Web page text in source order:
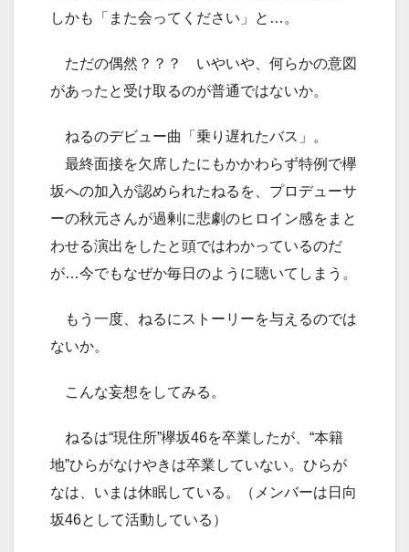
しかも「また会ってください」と…。
ただの偶然？？？ いやいや、何らかの意図
があったと受け取るのが普通ではないか。
ねるのデビュー曲「乗り遅れたバス」。
最終面接を欠席したにもかかわらず特例で欅
坂への加入が認められたねるを、プロデューサ
ーの秋元さんが過剰に悲劇のヒロイン感をまと
わせる演出をしたと頭ではわかっているのだ
が…今でもなぜか毎日のように聴いてしまう。
もう一度、ねるにストーリーを与えるのでは
ないか。
こんな妄想をしてみる。
ねるは“現住所”欅坂46を卒業したが、“本籍
地”ひらがなけやきは卒業していない。ひらが
なは、いまは休眠している。（メンバーは日向
坂46として活動している）